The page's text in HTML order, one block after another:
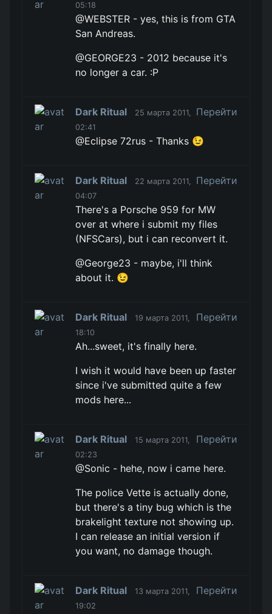
05:18
@WEBSTER - yes, this is from GTA
San Andreas.
@GEORGE23 - 2012 because it's
no longer a car. :P
Dark Ritual
25 марта 2011,
02:41
Перейти
@Eclipse 72rus - Thanks 😉
Dark Ritual
22 марта 2011,
04:07
Перейти
There's a Porsche 959 for MW
over at where i submit my files
(NFSCars), but i can reconvert it.
@George23 - maybe, i'll think
about it. 😉
Dark Ritual
19 марта 2011,
18:10
Перейти
Ah...sweet, it's finally here.
I wish it would have been up faster
since i've submitted quite a few
mods here...
Dark Ritual
15 марта 2011,
02:23
Перейти
@Sonic - hehe, now i came here.
The police Vette is actually done,
but there's a tiny bug which is the
brakelight texture not showing up.
I can release an initial version if
you want, no damage though.
Dark Ritual
13 марта 2011,
19:02
Перейти